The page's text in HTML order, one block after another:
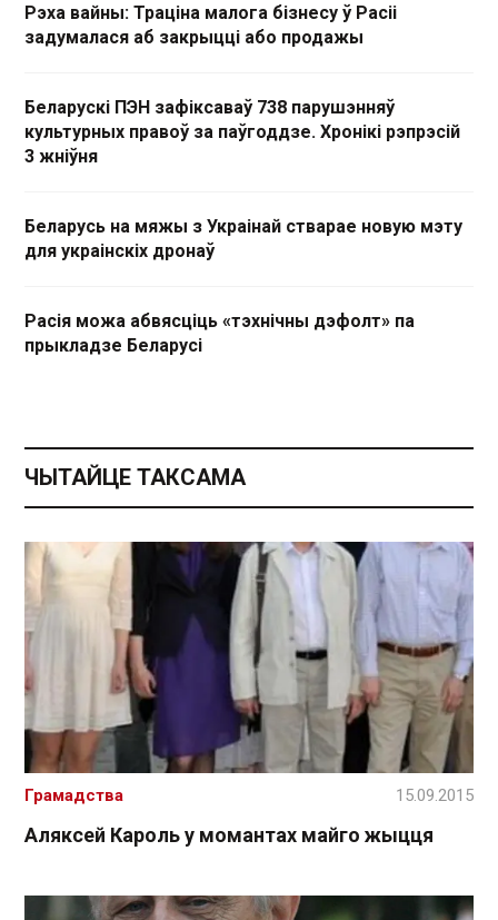
Рэха вайны: Траціна малога бізнесу ў Расіі
задумалася аб закрыцці або продажы
Беларускі ПЭН зафіксаваў 738 парушэнняў
культурных правоў за паўгоддзе. Хронікі рэпрэсій
3 жніўня
Беларусь на мяжы з Украінай стварае новую мэту
для украінскіх дронаў
Расія можа абвясціць «тэхнічны дэфолт» па
прыкладзе Беларусі
ЧЫТАЙЦЕ ТАКСАМА
Аляксей Кароль у момантах майго жыцця
Грамадства 15.09.2015